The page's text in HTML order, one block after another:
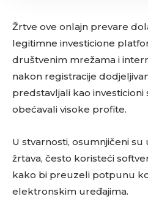
Žrtve ove onlajn prevare
legitimne investicione
društvenim mrežama i
nakon registracije
predstavljali kao investicioni
obećavali visoke profite.
U stvarnosti, osumnjičeni
žrtava, često koristeći
kako bi preuzeli potpunu
elektronskim uređajima.